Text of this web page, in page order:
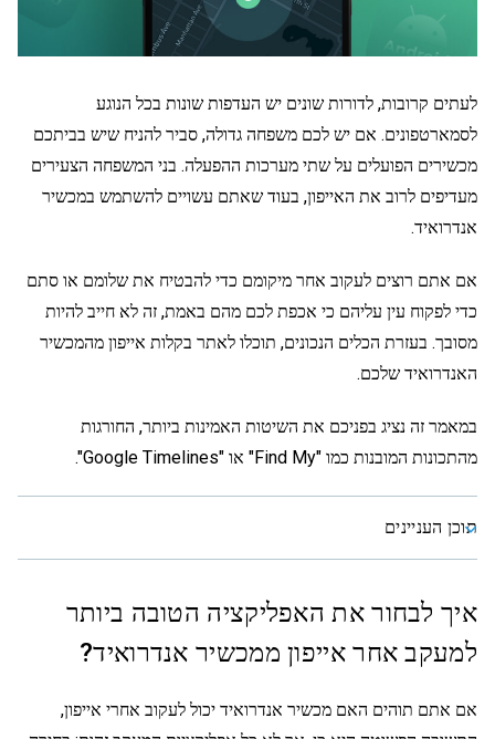
לעתים קרובות, לדורות שונים יש העדפות שונות בכל הנוגע
לסמארטפונים. אם יש לכם משפחה גדולה, סביר להניח שיש בביתכם
מכשירים הפועלים על שתי מערכות ההפעלה. בני המשפחה הצעירים
מעדיפים לרוב את האייפון, בעוד שאתם עשויים להשתמש במכשיר
אנדרואיד.
אם אתם רוצים לעקוב אחר מיקומם כדי להבטיח את שלומם או סתם
כדי לפקוח עין עליהם כי אכפת לכם מהם באמת, זה לא חייב להיות
מסובך. בעזרת הכלים הנכונים, תוכלו לאתר בקלות אייפון מהמכשיר
האנדרואיד שלכם.
במאמר זה נציג בפניכם את השיטות האמינות ביותר, החורגות
מהתכונות המובנות כמו "Find My" או "Google Timelines".
תוכן העניינים
איך לבחור את האפליקציה הטובה ביותר
למעקב אחר אייפון ממכשיר אנדרואיד?
אם אתם תוהים האם מכשיר אנדרואיד יכול לעקוב אחרי אייפון,